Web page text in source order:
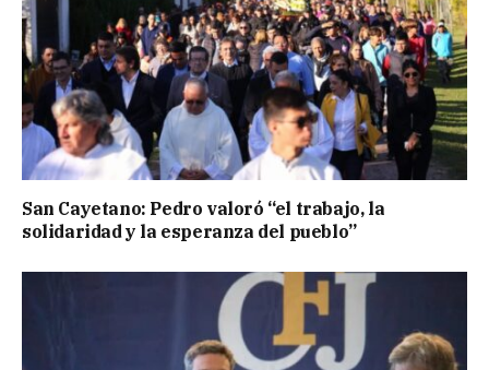
San Cayetano: Pedro valoró “el trabajo, la
solidaridad y la esperanza del pueblo”